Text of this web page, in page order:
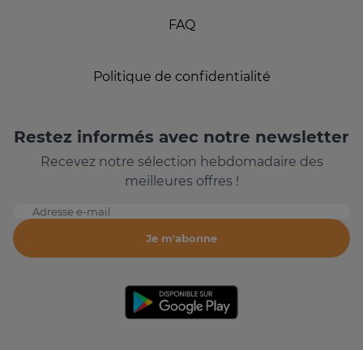
FAQ
Politique de confidentialité
Restez informés avec notre newsletter
Recevez notre sélection hebdomadaire des
meilleures offres !
Adresse e-mail
Je m'abonne